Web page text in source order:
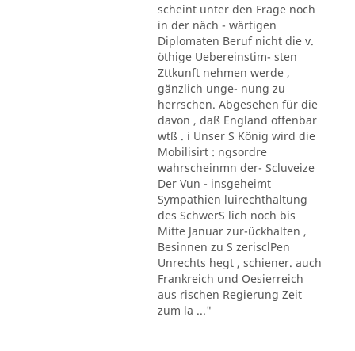
scheint unter den Frage noch
in der näch - wärtigen
Diplomaten Beruf nicht die v.
öthige Uebereinstim- sten
Zttkunft nehmen werde ,
gänzlich unge- nung zu
herrschen. Abgesehen für die
davon , daß England offenbar
wtß . i Unser S König wird die
Mobilisirt : ngsordre
wahrscheinmn der- Scluveize
Der Vun - insgeheimt
Sympathien luirechthaltung
des SchwerS lich noch bis
Mitte Januar zur-ückhalten ,
Besinnen zu S zerisclPen
Unrechts hegt , schiener. auch
Frankreich und Oesierreich
aus rischen Regierung Zeit
zum la ..."